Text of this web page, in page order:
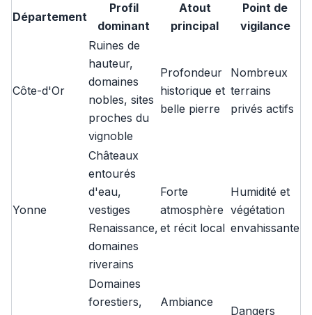
Département
Profil
dominant
Atout
principal
Point de
vigilance
Côte-d'Or
Ruines de
hauteur,
domaines
nobles, sites
proches du
vignoble
Profondeur
historique et
belle pierre
Nombreux
terrains
privés actifs
Yonne
Châteaux
entourés
d'eau,
vestiges
Renaissance,
domaines
riverains
Forte
atmosphère
et récit local
Humidité et
végétation
envahissante
Domaines
forestiers,
Ambiance
Dangers